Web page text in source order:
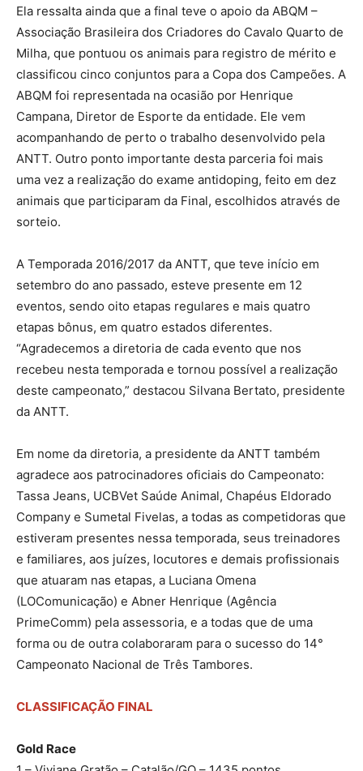
Ela ressalta ainda que a final teve o apoio da ABQM –
Associação Brasileira dos Criadores do Cavalo Quarto de
Milha, que pontuou os animais para registro de mérito e
classificou cinco conjuntos para a Copa dos Campeões. A
ABQM foi representada na ocasião por Henrique
Campana, Diretor de Esporte da entidade. Ele vem
acompanhando de perto o trabalho desenvolvido pela
ANTT. Outro ponto importante desta parceria foi mais
uma vez a realização do exame antidoping, feito em dez
animais que participaram da Final, escolhidos através de
sorteio.
A Temporada 2016/2017 da ANTT, que teve início em
setembro do ano passado, esteve presente em 12
eventos, sendo oito etapas regulares e mais quatro
etapas bônus, em quatro estados diferentes.
“Agradecemos a diretoria de cada evento que nos
recebeu nesta temporada e tornou possível a realização
deste campeonato,” destacou Silvana Bertato, presidente
da ANTT.
Em nome da diretoria, a presidente da ANTT também
agradece aos patrocinadores oficiais do Campeonato:
Tassa Jeans, UCBVet Saúde Animal, Chapéus Eldorado
Company e Sumetal Fivelas, a todas as competidoras que
estiveram presentes nessa temporada, seus treinadores
e familiares, aos juízes, locutores e demais profissionais
que atuaram nas etapas, a Luciana Omena
(LOComunicação) e Abner Henrique (Agência
PrimeComm) pela assessoria, e a todas que de uma
forma ou de outra colaboraram para o sucesso do 14°
Campeonato Nacional de Três Tambores.
CLASSIFICAÇÃO FINAL
Gold Race